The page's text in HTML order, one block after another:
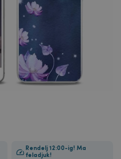
Rendelj 12:00-ig! Ma
feladjuk!